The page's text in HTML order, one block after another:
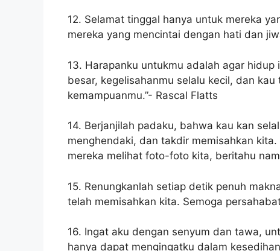
12. Selamat tinggal hanya untuk mereka
mereka yang mencintai dengan hati dan
13. Harapanku untukmu adalah agar
besar, kegelisahanmu selalu kecil, dan
kemampuanmu.”- Rascal Flatts
14. Berjanjilah padaku, bahwa kau kan
menghendaki, dan takdir memisahkan
mereka melihat foto-foto kita, beritahu
15. Renungkanlah setiap detik penuh
telah memisahkan kita. Semoga
16. Ingat aku dengan senyum dan tawa,
hanya dapat mengingatku dalam